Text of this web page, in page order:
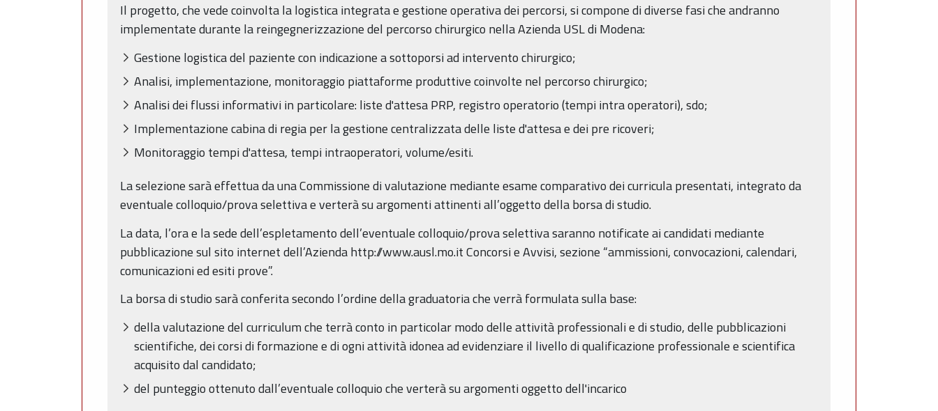
Il progetto, che vede coinvolta la logistica integrata e gestione operativa dei percorsi, si compone di diverse fasi che andranno
implementate durante la reingegnerizzazione del percorso chirurgico nella Azienda USL di Modena:
Gestione logistica del paziente con indicazione a sottoporsi ad intervento chirurgico;
Analisi, implementazione, monitoraggio piattaforme produttive coinvolte nel percorso chirurgico;
Analisi dei flussi informativi in particolare: liste d'attesa PRP, registro operatorio (tempi intra operatori), sdo;
Implementazione cabina di regia per la gestione centralizzata delle liste d'attesa e dei pre ricoveri;
Monitoraggio tempi d'attesa, tempi intraoperatori, volume/esiti.
La selezione sarà effettua da una Commissione di valutazione mediante esame comparativo dei curricula presentati, integrato da
eventuale colloquio/prova selettiva e verterà su argomenti attinenti all’oggetto della borsa di studio.
La data, l’ora e la sede dell’espletamento dell’eventuale colloquio/prova selettiva saranno notificate ai candidati mediante
pubblicazione sul sito internet dell’Azienda http://www.ausl.mo.it Concorsi e Avvisi, sezione “ammissioni, convocazioni, calendari,
comunicazioni ed esiti prove”.
La borsa di studio sarà conferita secondo l’ordine della graduatoria che verrà formulata sulla base:
della valutazione del curriculum che terrà conto in particolar modo delle attività professionali e di studio, delle pubblicazioni
scientifiche, dei corsi di formazione e di ogni attività idonea ad evidenziare il livello di qualificazione professionale e scientifica
acquisito dal candidato;
del punteggio ottenuto dall’eventuale colloquio che verterà su argomenti oggetto dell'incarico